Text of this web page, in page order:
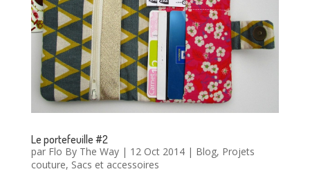
Le portefeuille #2
par Flo By The Way| 12 Oct 2014| Blog, Projets
couture, Sacs et accessoires